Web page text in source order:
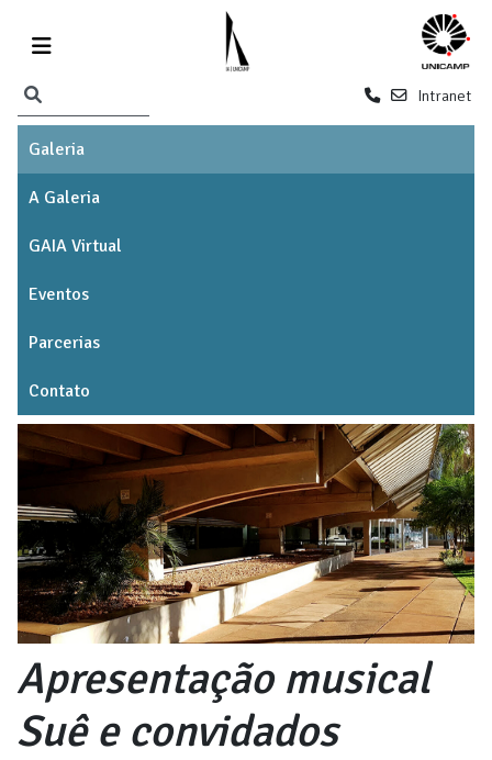
Intranet
Galeria
A Galeria
GAIA Virtual
Eventos
Parcerias
Contato
Apresentação musical
Suê e convidados